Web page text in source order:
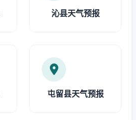
沁县天气预报
屯留县天气预报